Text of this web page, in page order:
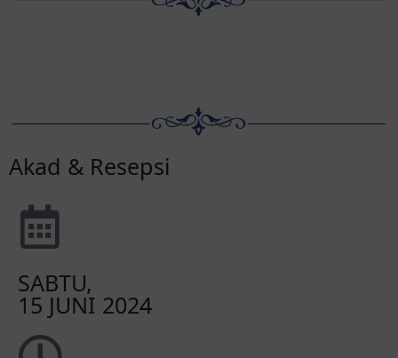
Akad & Resepsi
SABTU,
15 JUNI 2024